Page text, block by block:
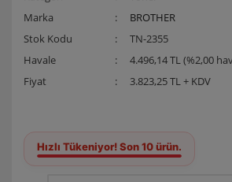
Marka
BROTHER
Stok Kodu
TN-2355
Havale
4.496,14 TL (%2,00
Fiyat
3.823,25 TL + KDV